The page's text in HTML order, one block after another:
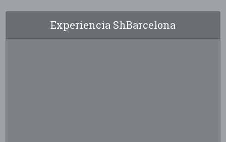
Experiencia ShBarcelona